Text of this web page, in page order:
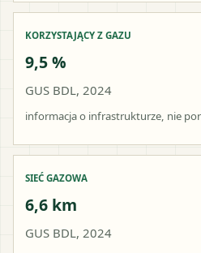
KORZYSTAJĄCY Z GAZU
9,5 %
GUS BDL, 2024
informacja o infrastrukturze, nie
SIEĆ GAZOWA
6,6 km
GUS BDL, 2024